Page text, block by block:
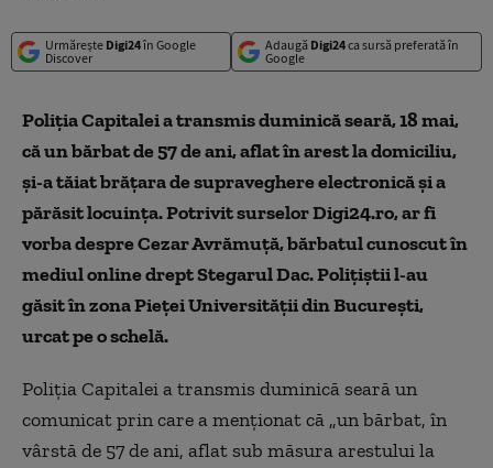
Urmărește Digi24în Google
Discover
Adaugă Digi24ca sursă preferată în
Google
Poliția Capitalei a transmis duminică seară, 18 mai,
că un bărbat de 57 de ani, aflat în arest la domiciliu,
și-a tăiat brățara de supraveghere electronică și a
părăsit locuința. Potrivit surselor Digi24.ro, ar fi
vorba despre Cezar Avrămuță, bărbatul cunoscut în
mediul online drept Stegarul Dac. Polițiștii l-au
găsit în zona Pieței Universității din București,
urcat pe o schelă.
Poliția Capitalei a transmis duminică seară un
comunicat prin care a menționat că „un bărbat, în
vârstă de 57 de ani, aflat sub măsura arestului la